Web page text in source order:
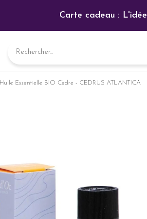
Carte cadeau :
Huile Essentielle BIO Cèdre - CEDRUS ATLANTICA​